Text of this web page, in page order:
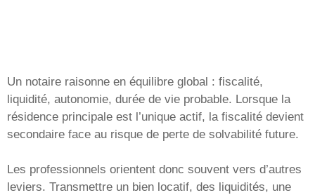
Un notaire raisonne en équilibre global : fiscalité,
liquidité, autonomie, durée de vie probable. Lorsque la
résidence principale est l’unique actif, la fiscalité devient
secondaire face au risque de perte de solvabilité future.
Les professionnels orientent donc souvent vers d’autres
leviers. Transmettre un bien locatif, des liquidités, une